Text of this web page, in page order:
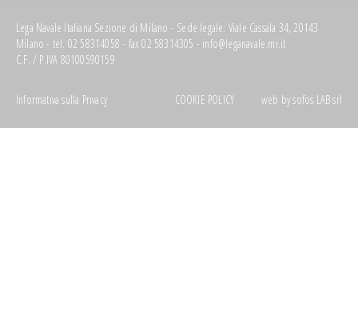
Lega Navale Italiana Sezione di Milano - Sede legale: Viale Cassala 34, 20143
Milano - tel. 02 58314058 - fax 02 58314305 - info@leganavale.mi.it
C.F. / P.IVA 80100590159
Informativa sulla Privacy COOKIE POLICY web bysofos LAB srl